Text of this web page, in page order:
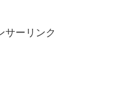
サーリンク